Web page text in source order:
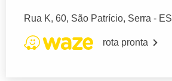
Rua K, 60, São Patrício, Serra - ES
rota pronta